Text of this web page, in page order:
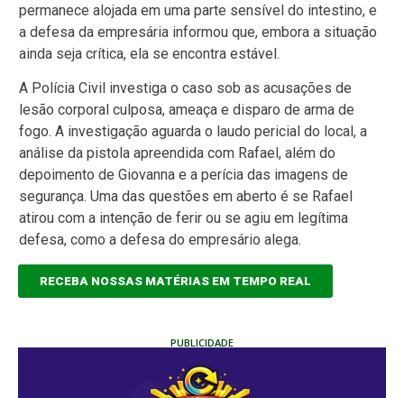
permanece alojada em uma parte sensível do intestino, e
a defesa da empresária informou que, embora a situação
ainda seja crítica, ela se encontra estável.
A Polícia Civil investiga o caso sob as acusações de
lesão corporal culposa, ameaça e disparo de arma de
fogo. A investigação aguarda o laudo pericial do local, a
análise da pistola apreendida com Rafael, além do
depoimento de Giovanna e a perícia das imagens de
segurança. Uma das questões em aberto é se Rafael
atirou com a intenção de ferir ou se agiu em legítima
defesa, como a defesa do empresário alega.
RECEBA NOSSAS MATÉRIAS EM TEMPO REAL
PUBLICIDADE